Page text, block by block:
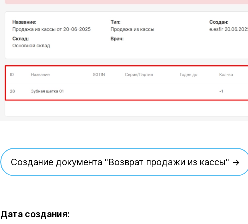
Создание документа "Возврат продажи из кассы" →
Дата создания: